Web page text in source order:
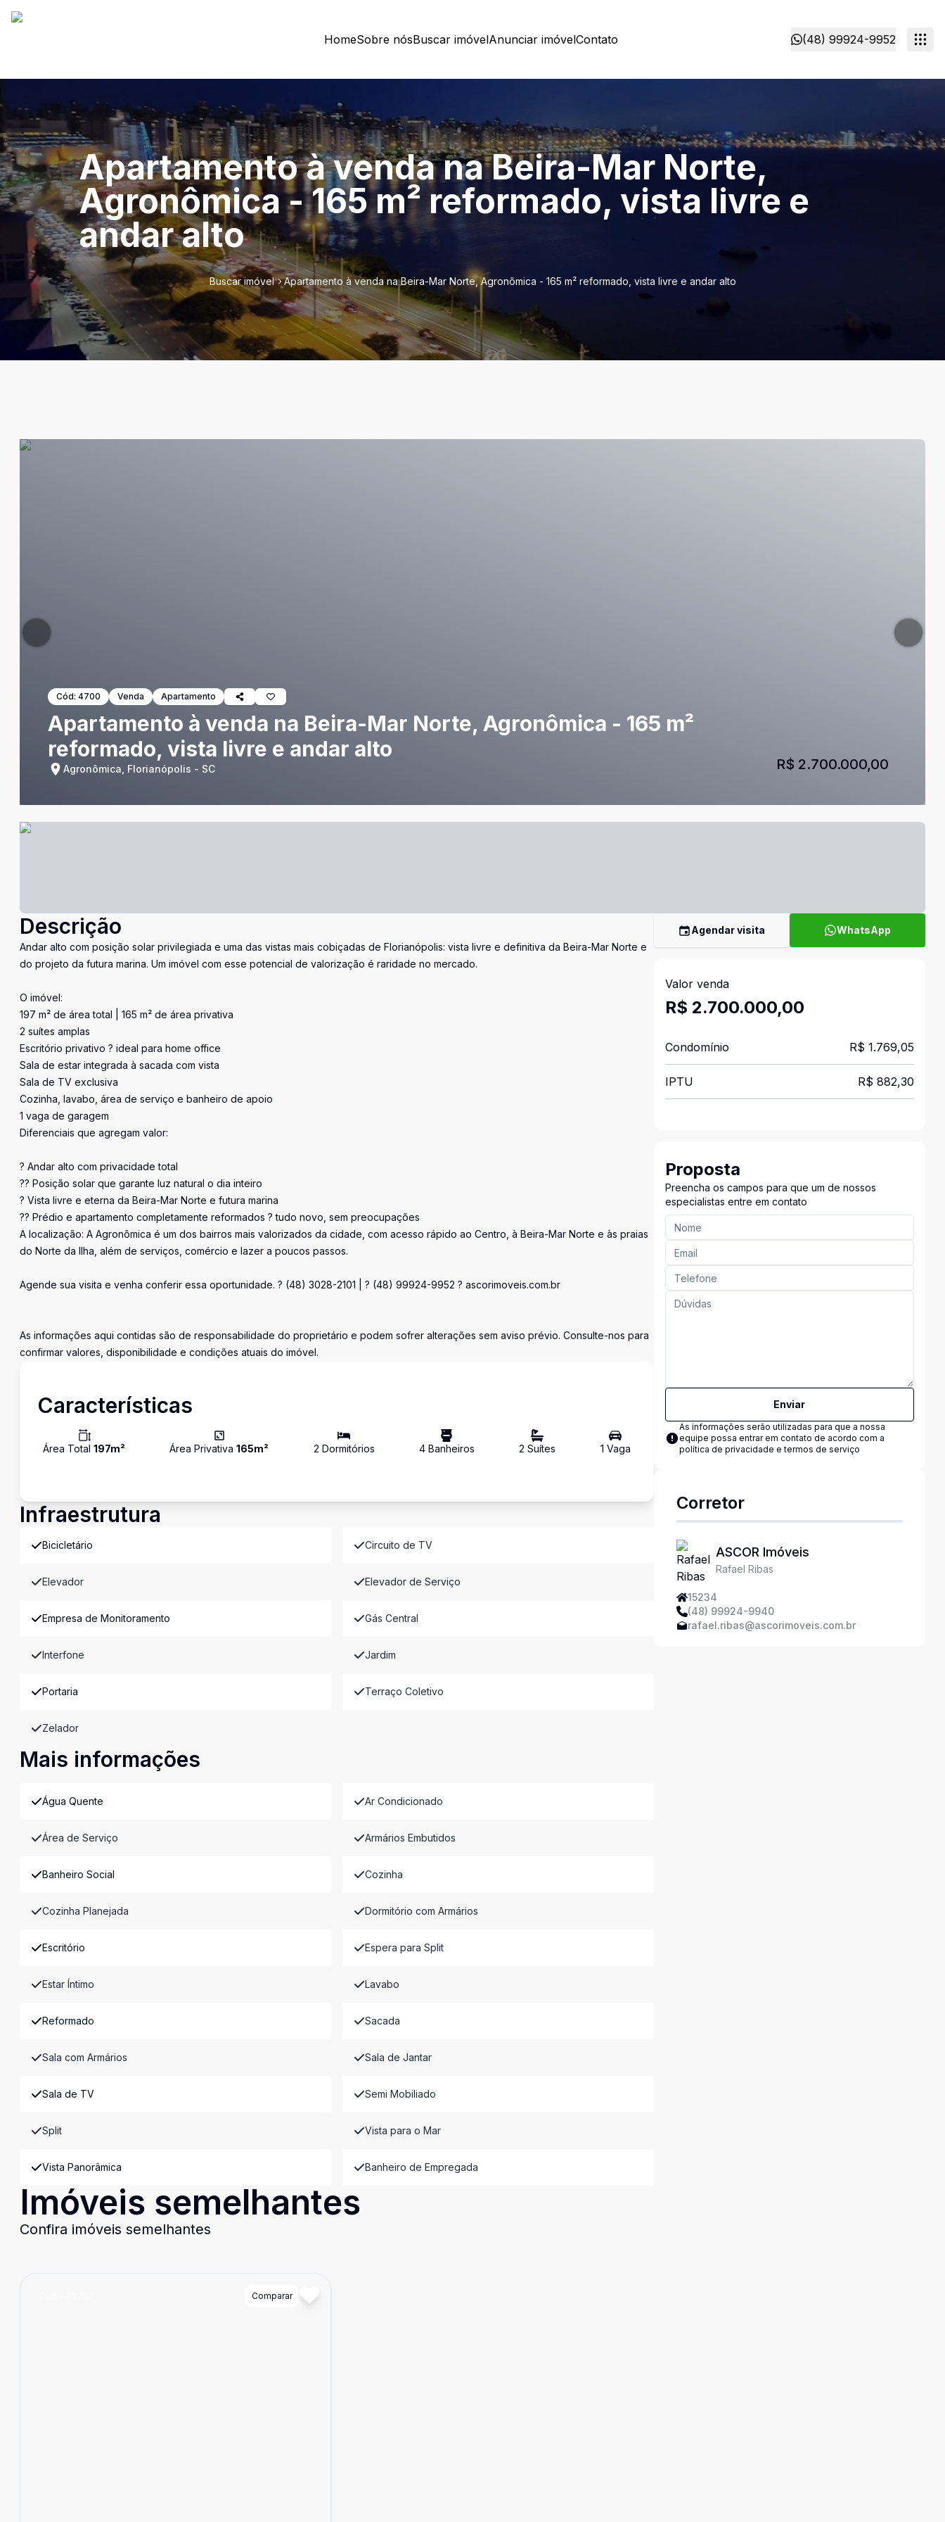
HomeSobre nósBuscar imóvelAnunciar imóvelContato (48) 99924-9952
Apartamento à venda na Beira-Mar Norte,
Agronômica - 165 m² reformado, vista livre e
andar alto
Buscar imóvel Apartamento à venda na Beira-Mar Norte, Agronômica - 165 m² reformado, vista livre e andar alto
Cód: 4700 Venda Apartamento
Apartamento à venda na Beira-Mar Norte, Agronômica - 165 m²
reformado, vista livre e andar alto
Agronômica, Florianópolis - SC R$ 2.700.000,00
Descrição
Andar alto com posição solar privilegiada e uma das vistas mais cobiçadas de Florianópolis: vista livre e definitiva da Beira-Mar Norte e
do projeto da futura marina. Um imóvel com esse potencial de valorização é raridade no mercado.
O imóvel:
197 m² de área total | 165 m² de área privativa
2 suítes amplas
Escritório privativo ? ideal para home office
Sala de estar integrada à sacada com vista
Sala de TV exclusiva
Cozinha, lavabo, área de serviço e banheiro de apoio
1 vaga de garagem
Diferenciais que agregam valor:
? Andar alto com privacidade total
?? Posição solar que garante luz natural o dia inteiro
? Vista livre e eterna da Beira-Mar Norte e futura marina
?? Prédio e apartamento completamente reformados ? tudo novo, sem preocupações
A localização: A Agronômica é um dos bairros mais valorizados da cidade, com acesso rápido ao Centro, à Beira-Mar Norte e às praias
do Norte da Ilha, além de serviços, comércio e lazer a poucos passos.
Agende sua visita e venha conferir essa oportunidade. ? (48) 3028-2101 | ? (48) 99924-9952 ? ascorimoveis.com.br
As informações aqui contidas são de responsabilidade do proprietário e podem sofrer alterações sem aviso prévio. Consulte-nos para
confirmar valores, disponibilidade e condições atuais do imóvel.
Características
Área Total 197m² Área Privativa165m² 2 Dormitórios 4Banheiros 2 Suítes 1 Vaga
Infraestrutura
Bicicletário Circuito de TV
Elevador Elevador de Serviço
Empresa de Monitoramento Gás Central
Interfone Jardim
Portaria Terraço Coletivo
Zelador
Mais informações
Água Quente Ar Condicionado
Área de Serviço Armários Embutidos
Banheiro Social Cozinha
Cozinha Planejada Dormitório com Armários
Escritório Espera para Split
Estar Íntimo Lavabo
Reformado Sacada
Sala com Armários Sala de Jantar
Sala de TV Semi Mobiliado
Split Vista para o Mar
Vista Panorâmica Banheiro de Empregada
Imóveis semelhantes
Confira imóveis semelhantes
Comparar
Agendar visita WhatsApp
Valor venda
R$ 2.700.000,00
Condomínio R$ 1.769,05
IPTU R$ 882,30
Proposta
Preencha os campos para que um de nossos
especialistas entre em contato
Enviar
As informações serão utilizadas para que a nossa
equipe possa entrar em contato de acordo com a
política de privacidade e termos de serviço
Corretor
ASCOR Imóveis
Rafael Ribas
15234
(48) 99924-9940
rafael.ribas@ascorimoveis.com.br